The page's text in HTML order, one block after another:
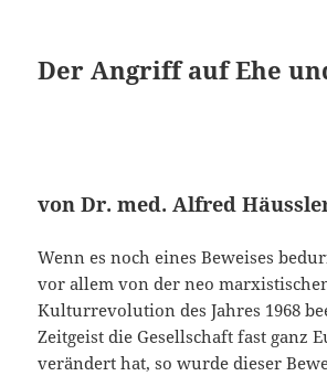
Der Angriff auf Ehe
von Dr. med. Alfred
Wenn es noch eines Beweises
vor allem von der neo
Kulturrevolution des Jahres 1968
Zeitgeist die Gesellschaft fast ganz
verändert hat, so wurde dieser